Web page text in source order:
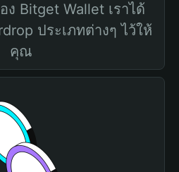
Bitget Wallet เราได้
ประเภทต่างๆ ไว้ให้
คุณ